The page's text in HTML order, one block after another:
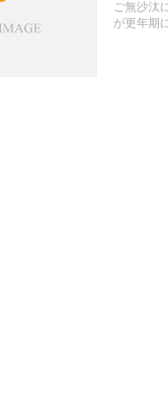
ご無沙汰
が更年期